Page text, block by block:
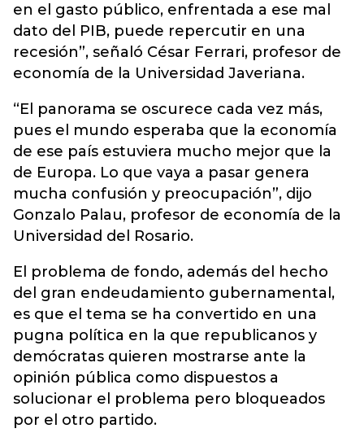
en el gasto público, enfrentada a ese mal
dato del PIB, puede repercutir en una
recesión”, señaló César Ferrari, profesor de
economía de la Universidad Javeriana.
“El panorama se oscurece cada vez más,
pues el mundo esperaba que la economía
de ese país estuviera mucho mejor que la
de Europa. Lo que vaya a pasar genera
mucha confusión y preocupación”, dijo
Gonzalo Palau, profesor de economía de la
Universidad del Rosario.
El problema de fondo, además del hecho
del gran endeudamiento gubernamental,
es que el tema se ha convertido en una
pugna política en la que republicanos y
demócratas quieren mostrarse ante la
opinión pública como dispuestos a
solucionar el problema pero bloqueados
por el otro partido.